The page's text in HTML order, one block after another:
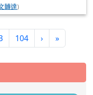
轉達)
104 › »